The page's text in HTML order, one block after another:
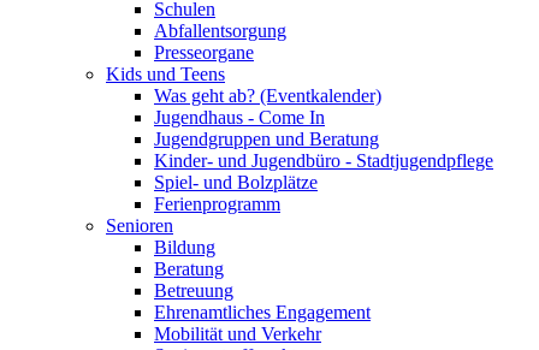
Schulen
Abfallentsorgung
Presseorgane
Kids und Teens
Was geht ab? (Eventkalender)
Jugendhaus - Come In
Jugendgruppen und Beratung
Kinder- und Jugendbüro - Stadtjugendpflege
Spiel- und Bolzplätze
Ferienprogramm
Senioren
Bildung
Beratung
Betreuung
Ehrenamtliches Engagement
Mobilität und Verkehr